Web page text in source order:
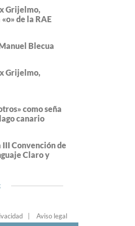
Grijelmo,
de la RAE
Blecua
Grijelmo,
como seña
canario
Convención de
Claro y
Aviso legal